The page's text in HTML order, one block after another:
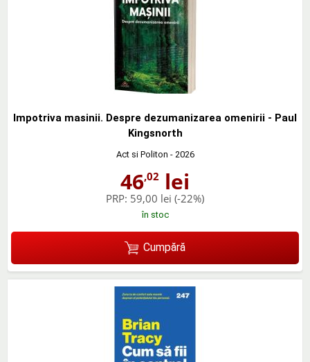
Impotriva masinii. Despre dezumanizarea omenirii - Paul
Kingsnorth
Act si Politon - 2026
46,02 lei
PRP: 59,00 lei (-22%)
în stoc
Cumpără